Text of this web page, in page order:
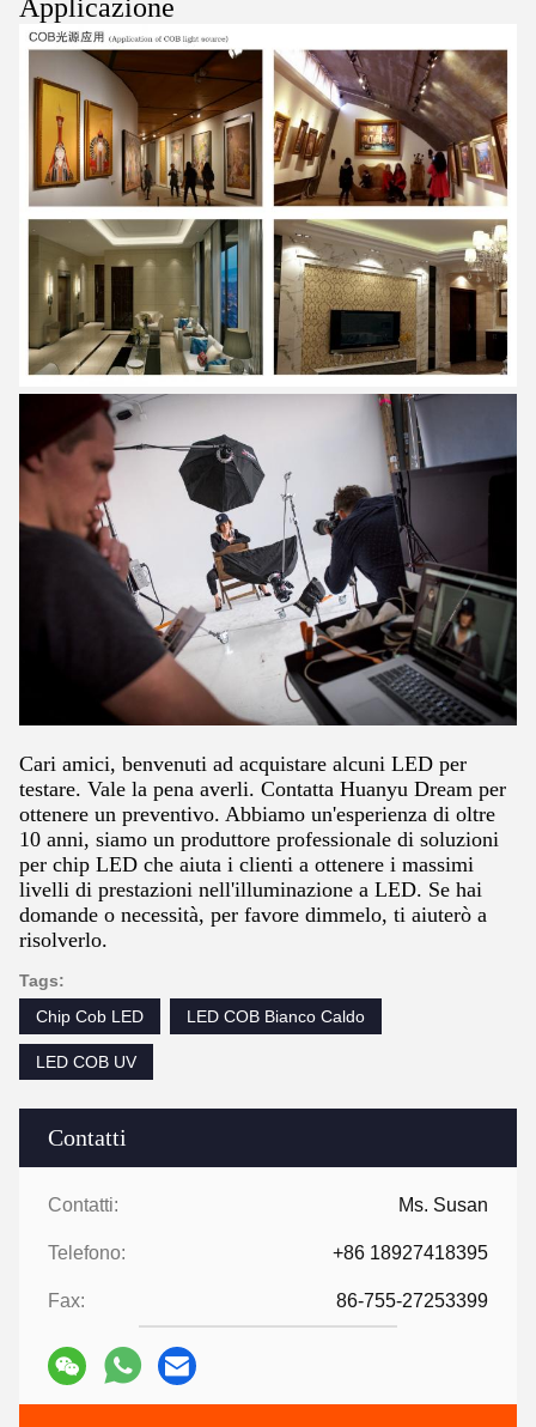
Contatti
Contatti: Ms. Susan
Telefono: +86 18927418395
Fax: 86-755-27253399
Applicazione
Cari amici, benvenuti ad acquistare alcuni LED per
testare. Vale la pena averli. Contatta Huanyu Dream per
ottenere un preventivo. Abbiamo un'esperienza di oltre
10 anni, siamo un produttore professionale di soluzioni
per chip LED che aiuta i clienti a ottenere i massimi
livelli di prestazioni nell'illuminazione a LED. Se hai
domande o necessità, per favore dimmelo, ti aiuterò a
risolverlo.
Tags:
Chip Cob LED
LED COB Bianco Caldo
LED COB UV